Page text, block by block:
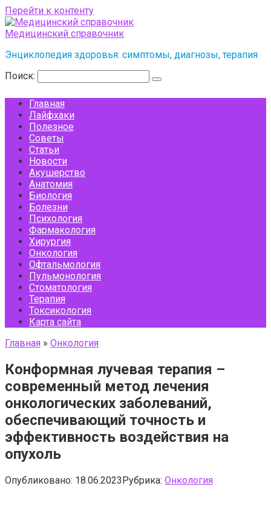
Перейти к контенту
Медицинский справочник
Энциклопедия здоровья: симптомы, диагнозы, терапия
Поиск:
Главная
Лайфхаки
Полезное
Советы
Статьи
Новости
Акушерство
Анатомия
Биология
Болезни
Психология
Фармакология
Хирургия
Онкология
Офтальмология
Пульмонология
Стоматология
Терапия
Токсикология
Карта сайта
Главная » Онкология
Конформная лучевая терапия –
современный метод лечения
онкологических заболеваний,
обеспечивающий точность и
эффективность воздействия на
опухоль
Опубликовано: 18.06.2023Рубрика: Онкология